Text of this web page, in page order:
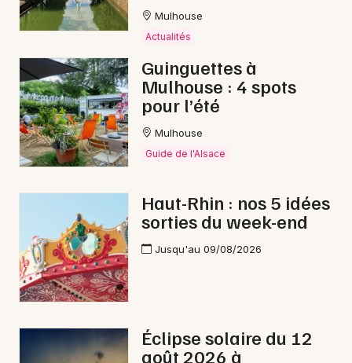
Mulhouse
Actualités
Guinguettes à
Mulhouse : 4 spots
pour l’été
Mulhouse
Guide de l'Alsace
Haut-Rhin : nos 5 idées
sorties du week-end
Jusqu'au 09/08/2026
Éclipse solaire du 12
août 2026 à